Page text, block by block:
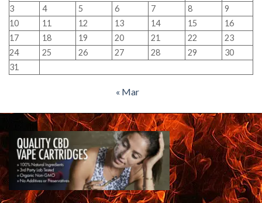
3
4 5 6 7 8
9
10
11 12 13 14 15
16
17
18 19 20 21 22
23
24
25 26 27 28 29
30
31
« Mar